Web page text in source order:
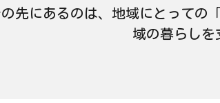
先にあるのは、地域にとっての
域の暮らし